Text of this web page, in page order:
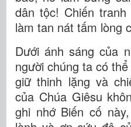
dân tộc! Chiến
làm tan nát tấm lòng
Dưới ánh sáng của
người chúng ta có
giữ thinh lặng và
của Chúa Giêsu
ghi nhớ Biến cố